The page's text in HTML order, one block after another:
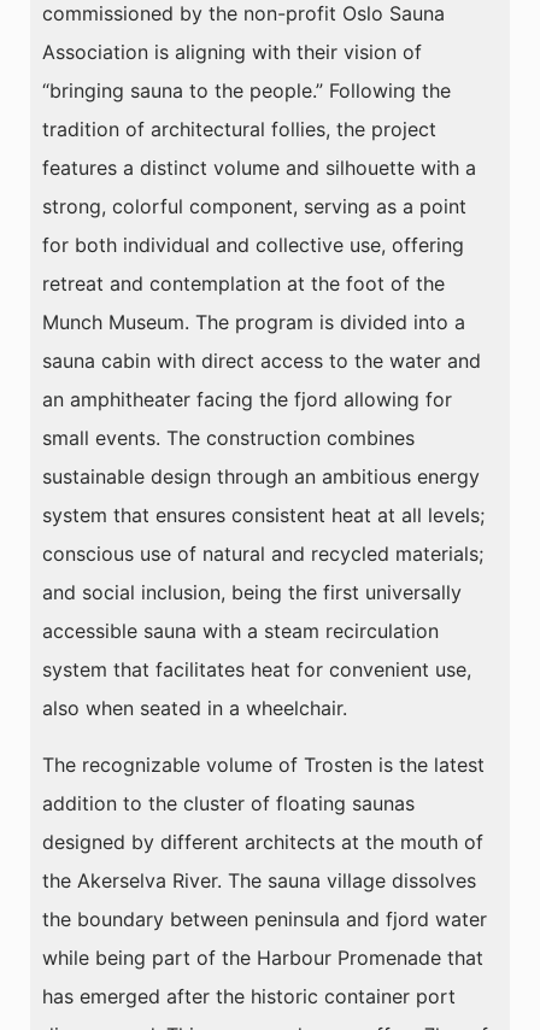
commissioned by the non-profit Oslo Sauna
Association is aligning with their vision of
“bringing sauna to the people.” Following the
tradition of architectural follies, the project
features a distinct volume and silhouette with a
strong, colorful component, serving as a point
for both individual and collective use, offering
retreat and contemplation at the foot of the
Munch Museum. The program is divided into a
sauna cabin with direct access to the water and
an amphitheater facing the fjord allowing for
small events. The construction combines
sustainable design through an ambitious energy
system that ensures consistent heat at all levels;
conscious use of natural and recycled materials;
and social inclusion, being the first universally
accessible sauna with a steam recirculation
system that facilitates heat for convenient use,
also when seated in a wheelchair.
The recognizable volume of Trosten is the latest
addition to the cluster of floating saunas
designed by different architects at the mouth of
the Akerselva River. The sauna village dissolves
the boundary between peninsula and fjord water
while being part of the Harbour Promenade that
has emerged after the historic container port